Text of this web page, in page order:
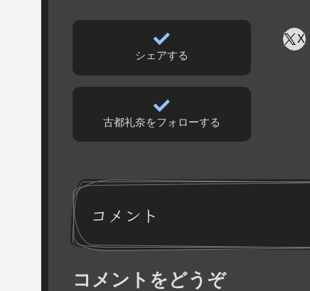
シェアする
X
古都礼奈をフォローする
コメント
コメントをどうぞ